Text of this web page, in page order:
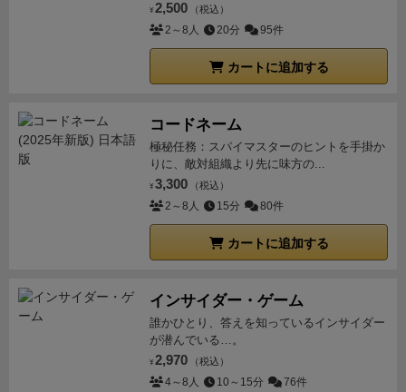
¥ 2,500 （税込）
2～8人 20分 95件
カートに追加する
コードネーム
極秘任務：スパイマスターのヒントを手掛か
りに、敵対組織より先に味方の...
¥ 3,300 （税込）
2～8人 15分 80件
カートに追加する
インサイダー・ゲーム
誰かひとり、答えを知っているインサイダー
が潜んでいる…。
¥ 2,970 （税込）
4～8人 10～15分 76件